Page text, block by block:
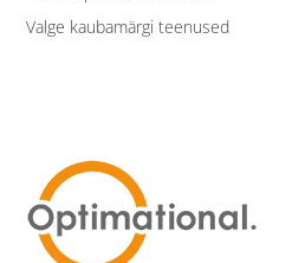
Valge kaubamärgi teenused